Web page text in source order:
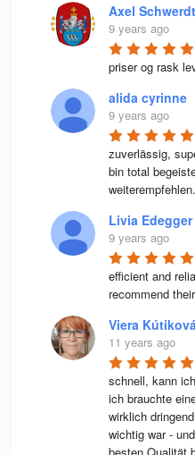
Axel Schwerdt
9 years ago
priser og rask
alida cyrinne
9 years ago
zuverlässig,
bin total
Livia Edegger
9 years ago
efficient and
recommend
Viera Kútiková
11 years ago
schnell, kann
ich brauchte
wirklich
wichtig war -